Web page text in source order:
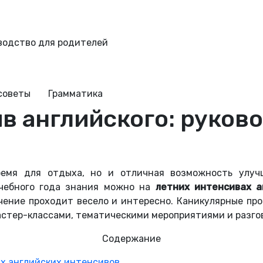
для родителей
Грамматика
английского:
для отдыха, но и отличная возможность
года знания можно на летних интенсивах
проходит весело и интересно. Каникулярные
классами, тематическими мероприятиями и
Содержание